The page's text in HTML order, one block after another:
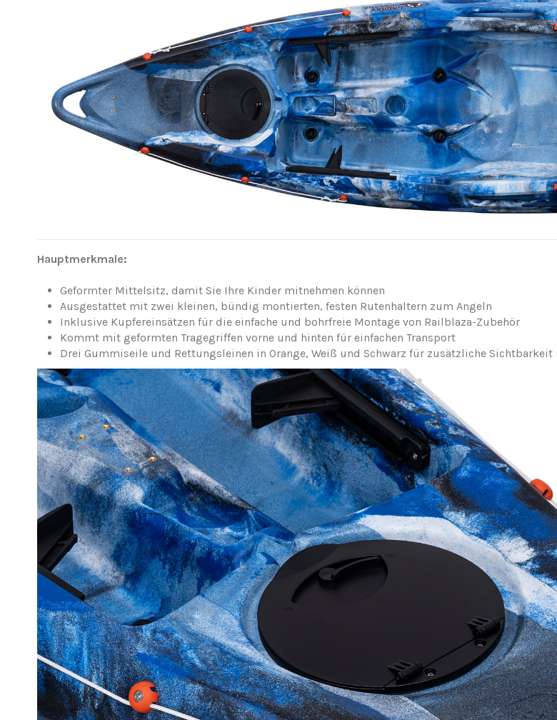
Hauptmerkmale:
Geformter Mittelsitz, damit Sie Ihre Kinder mitnehmen können
Ausgestattet mit zwei kleinen, bündig montierten, festen Rutenhaltern zum Angeln
Inklusive Kupfereinsätzen für die einfache und bohrfreie Montage von Railblaza-Zubehör
Kommt mit geformten Tragegriffen vorne und hinten für einfachen Transport
Drei Gummiseile und Rettungsleinen in Orange, Weiß und Schwarz für zusätzliche Sichtbarkeit